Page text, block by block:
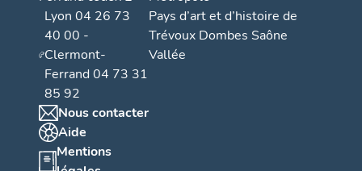
Lyon 04 26 73
40 00 -
Clermont-
Ferrand 04 73 31
85 92
Nous contacter
Aide
Mentions
Pays d’art et d’histoire de
Trévoux Dombes Saône
Vallée